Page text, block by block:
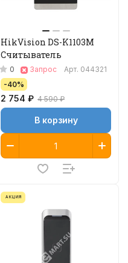
HikVision DS-K1103M
Считыватель
0 Запрос Арт. 044321
-40%
2 754 ₽ 4 590 ₽
В корзину
АКЦИЯ